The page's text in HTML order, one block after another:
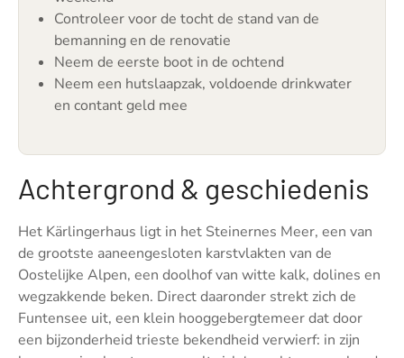
Controleer voor de tocht de stand van de
bemanning en de renovatie
Neem de eerste boot in de ochtend
Neem een hutslaapzak, voldoende drinkwater
en contant geld mee
Achtergrond & geschiedenis
Het Kärlingerhaus ligt in het Steinernes Meer, een van
de grootste aaneengesloten karstvlakten van de
Oostelijke Alpen, een doolhof van witte kalk, dolines en
wegzakkende beken. Direct daaronder strekt zich de
Funtensee uit, een klein hooggebergtemeer dat door
een bijzonderheid trieste bekendheid verwierf: in zijn